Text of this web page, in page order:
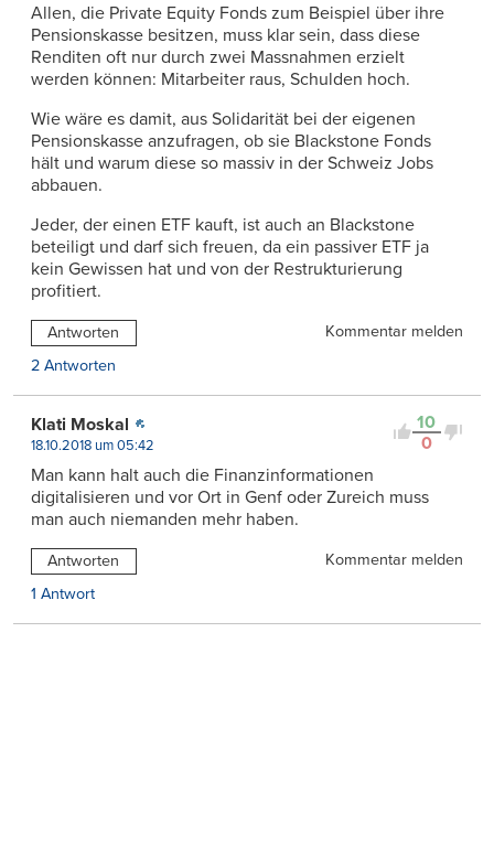
Allen, die Private Equity Fonds zum Beispiel über ihre
Pensionskasse besitzen, muss klar sein, dass diese
Renditen oft nur durch zwei Massnahmen erzielt
werden können: Mitarbeiter raus, Schulden hoch.
Wie wäre es damit, aus Solidarität bei der eigenen
Pensionskasse anzufragen, ob sie Blackstone Fonds
hält und warum diese so massiv in der Schweiz Jobs
abbauen.
Jeder, der einen ETF kauft, ist auch an Blackstone
beteiligt und darf sich freuen, da ein passiver ETF ja
kein Gewissen hat und von der Restrukturierung
profitiert.
Antworten
Kommentar melden
2 Antworten
10
0
Klati Moskal
18.10.2018 um 05:42
Man kann halt auch die Finanzinformationen
digitalisieren und vor Ort in Genf oder Zureich muss
man auch niemanden mehr haben.
Antworten
Kommentar melden
1 Antwort